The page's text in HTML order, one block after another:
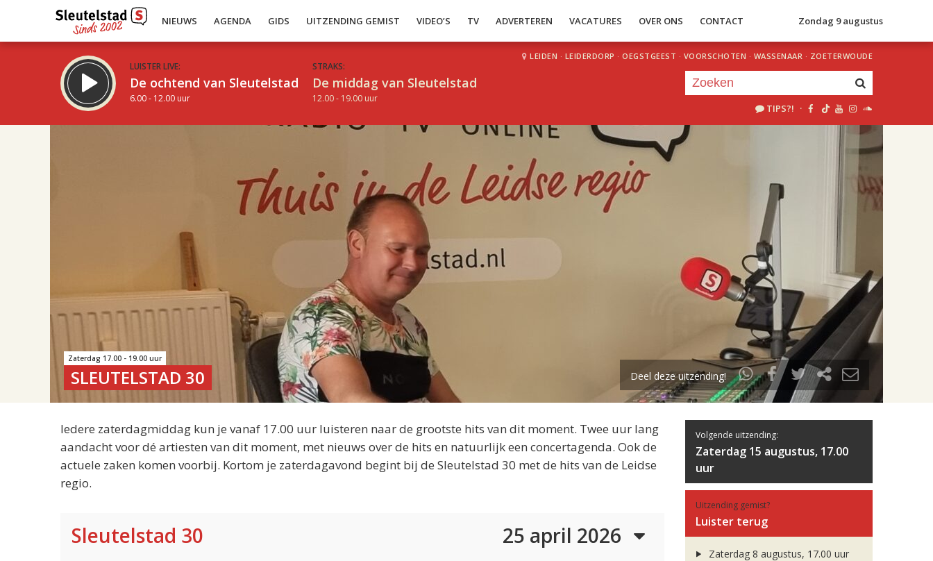
NIEUWS AGENDA GIDS UITZENDING GEMIST VIDEO’S TV ADVERTEREN VACATURES OVER ONS CONTACT Zondag 9 augustus
LUISTER LIVE:
De ochtend van Sleutelstad
6.00 - 12.00 uur
STRAKS:
De middag van Sleutelstad
12.00 - 19.00 uur
LEIDEN · LEIDERDORP · OEGSTGEEST · VOORSCHOTEN · WASSENAAR · ZOETERWOUDE
TIPS?! ·
uur 1 van 2
Volgend uur
Zaterdag 17.00 - 19.00 uur
SLEUTELSTAD 30 Deel deze uitzending!
Iedere zaterdagmiddag kun je vanaf 17.00 uur luisteren naar de grootste hits van dit moment. Twee uur lang
aandacht voor dé artiesten van dit moment, met nieuws over de hits en natuurlijk een concertagenda. Ook de
actuele zaken komen voorbij. Kortom je zaterdagavond begint bij de Sleutelstad 30 met de hits van de Leidse
regio.
Sleutelstad 30 25 april 2026
Volgende uitzending:
Zaterdag 15 augustus, 17.00
uur
Uitzending gemist?
Luister terug
Zaterdag 8 augustus, 17.00 uur